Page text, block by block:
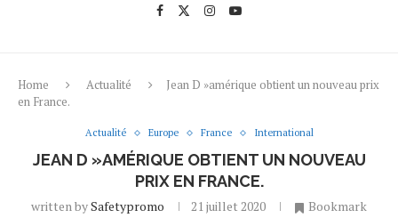
Home Actualité
Jean D »amérique obtient un nouveau prix
en France.
Actualité Europe France International
JEAN D »AMÉRIQUE OBTIENT UN NOUVEAU
PRIX EN FRANCE.
written bySafetypromo 21 juillet 2020 Bookmark